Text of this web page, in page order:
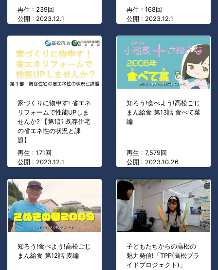
再生 : 239回
公開 : 2023.12.1
再生 : 168回
公開 : 2023.12.1
家づくりに物申す! 省エネ
リフォームで性能UPしま
せんか? 【第1部 既存住宅
の省エネ性の状況と課
題】
再生 : 171回
公開 : 2023.12.1
知ろう!食べよう!高松ごじ
まん給食 第13話 食べて菜
編
再生 : 7,579回
公開 : 2023.10.26
知ろう!食べよう!高松ごじ
まん給食 第12話 麦編
子どもたちからの高松の
魅力発信!「TPP(高松プラ
イドプロジェクト)」